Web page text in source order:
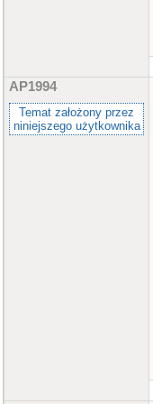
AP1994
Temat założony przez
niniejszego użytkownika